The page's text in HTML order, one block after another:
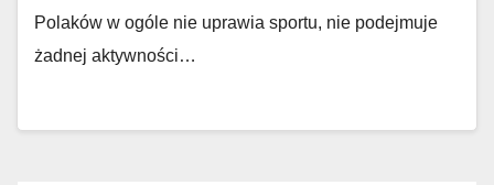
Polaków w ogóle nie uprawia sportu, nie podejmuje
żadnej aktywności…